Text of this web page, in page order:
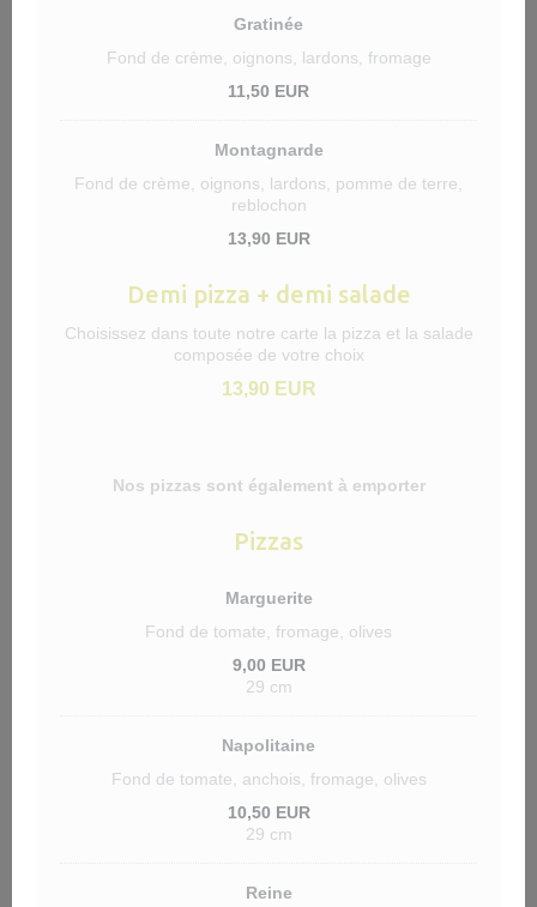
Gratinée
Fond de crème, oignons, lardons, fromage
11,50 EUR
Montagnarde
Fond de crème, oignons, lardons, pomme de terre,
reblochon
13,90 EUR
Demi pizza + demi salade
Choisissez dans toute notre carte la pizza et la salade
composée de votre choix
13,90 EUR
Nos pizzas sont également à emporter
Pizzas
Marguerite
Fond de tomate, fromage, olives
9,00 EUR
29 cm
Napolitaine
Fond de tomate, anchois, fromage, olives
10,50 EUR
29 cm
Reine